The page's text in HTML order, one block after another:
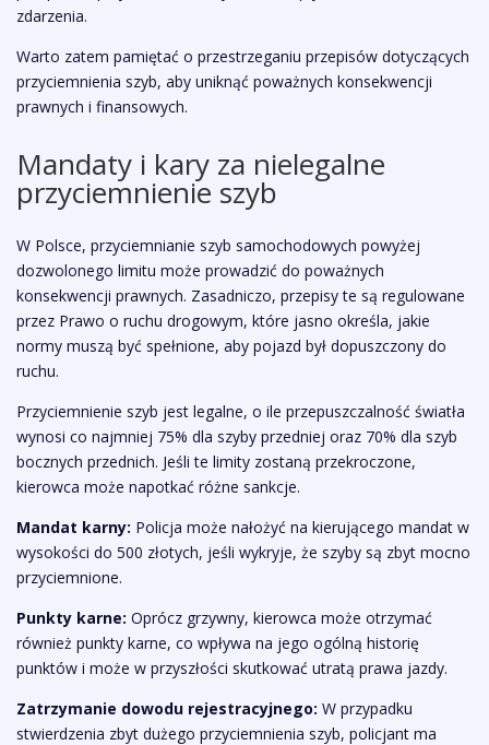
zdarzenia.
Warto zatem pamiętać o przestrzeganiu przepisów dotyczących
przyciemnienia szyb, aby uniknąć poważnych konsekwencji
prawnych i finansowych.
Mandaty i kary za nielegalne
przyciemnienie szyb
W Polsce, przyciemnianie szyb samochodowych powyżej
dozwolonego limitu może prowadzić do poważnych
konsekwencji prawnych. Zasadniczo, przepisy te są regulowane
przez Prawo o ruchu drogowym, które jasno określa, jakie
normy muszą być spełnione, aby pojazd był dopuszczony do
ruchu.
Przyciemnienie szyb jest legalne, o ile przepuszczalność światła
wynosi co najmniej 75% dla szyby przedniej oraz 70% dla szyb
bocznych przednich. Jeśli te limity zostaną przekroczone,
kierowca może napotkać różne sankcje.
Mandat karny: Policja może nałożyć na kierującego mandat w
wysokości do 500 złotych, jeśli wykryje, że szyby są zbyt mocno
przyciemnione.
Punkty karne: Oprócz grzywny, kierowca może otrzymać
również punkty karne, co wpływa na jego ogólną historię
punktów i może w przyszłości skutkować utratą prawa jazdy.
Zatrzymanie dowodu rejestracyjnego: W przypadku
stwierdzenia zbyt dużego przyciemnienia szyb, policjant ma